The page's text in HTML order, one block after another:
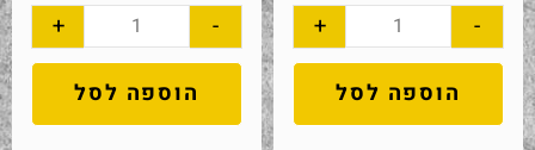
-
+
הוספה לסל
-
+
הוספה לסל